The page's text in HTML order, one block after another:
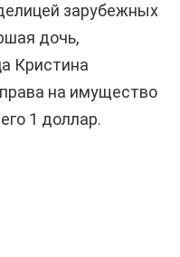
зарубежных
дочь,
Кристина
на имущество
1 доллар.